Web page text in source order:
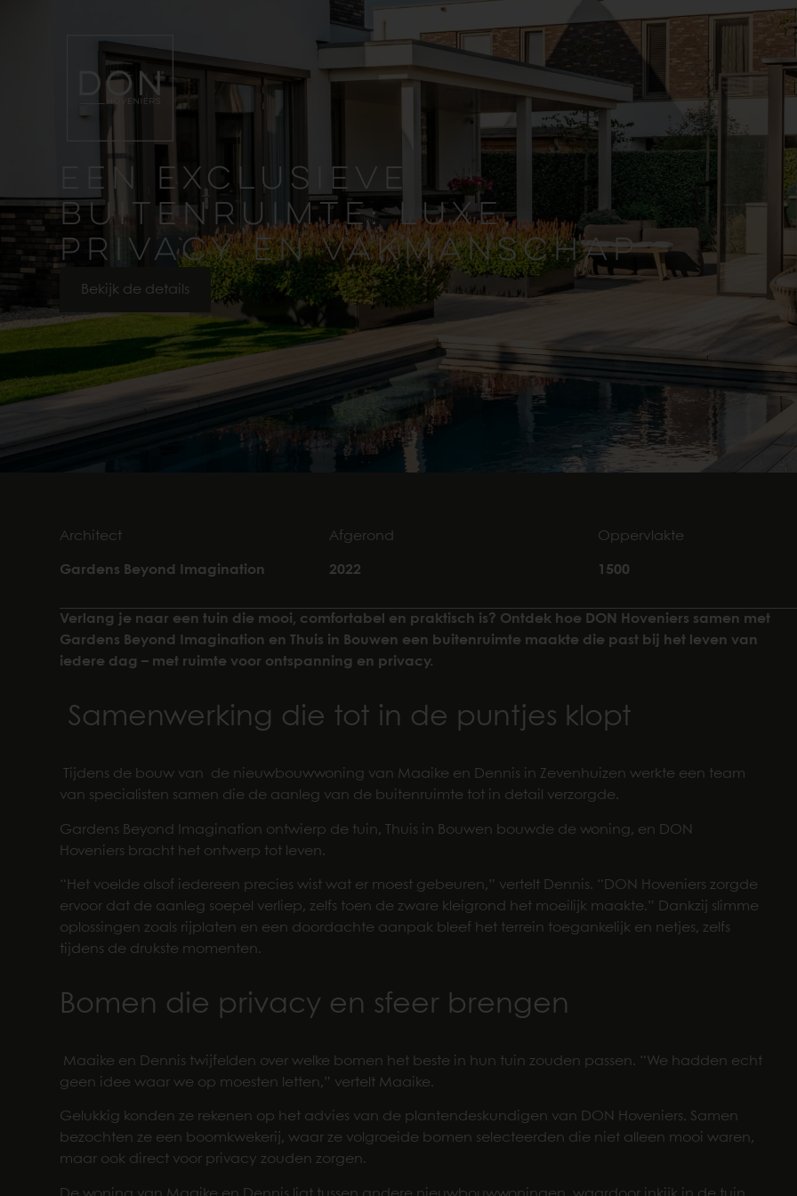
EEN EXCLUSIEVE
BUITENRUIMTE: LUXE,
PRIVACY EN VAKMANSCHAP
Bekijk de details
Architect
Gardens Beyond Imagination
Afgerond
2022
Oppervlakte
1500
Verlang je naar een tuin die mooi, comfortabel en praktisch is? Ontdek hoe DON Hoveniers samen met
Gardens Beyond Imagination en Thuis in Bouwen een buitenruimte maakte die past bij het leven van
iedere dag – met ruimte voor ontspanning en privacy.
Samenwerking die tot in de puntjes klopt
Tijdens de bouw van de nieuwbouwwoning van Maaike en Dennis in Zevenhuizen werkte een team
van specialisten samen die de aanleg van de buitenruimte tot in detail verzorgde.
Gardens Beyond Imagination ontwierp de tuin, Thuis in Bouwen bouwde de woning, en DON
Hoveniers bracht het ontwerp tot leven.
“Het voelde alsof iedereen precies wist wat er moest gebeuren,” vertelt Dennis. “DON Hoveniers zorgde
ervoor dat de aanleg soepel verliep, zelfs toen de zware kleigrond het moeilijk maakte.” Dankzij slimme
oplossingen zoals rijplaten en een doordachte aanpak bleef het terrein toegankelijk en netjes, zelfs
tijdens de drukste momenten.
Bomen die privacy en sfeer brengen
Maaike en Dennis twijfelden over welke bomen het beste in hun tuin zouden passen. “We hadden echt
geen idee waar we op moesten letten,” vertelt Maaike.
Gelukkig konden ze rekenen op het advies van de plantendeskundigen van DON Hoveniers. Samen
bezochten ze een boomkwekerij, waar ze volgroeide bomen selecteerden die niet alleen mooi waren,
maar ook direct voor privacy zouden zorgen.